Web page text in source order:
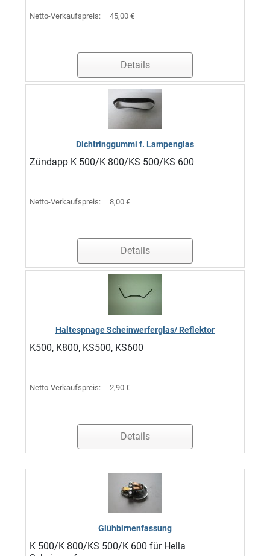
Netto-Verkaufspreis: 45,00 €
Details
Dichtringgummi f. Lampenglas
Zündapp K 500/K 800/KS 500/KS 600
Netto-Verkaufspreis: 8,00 €
Details
Haltespnage Scheinwerferglas/ Reflektor
K500, K800, KS500, KS600
Netto-Verkaufspreis: 2,90 €
Details
Glühbirnenfassung
K 500/K 800/KS 500/K 600 für Hella